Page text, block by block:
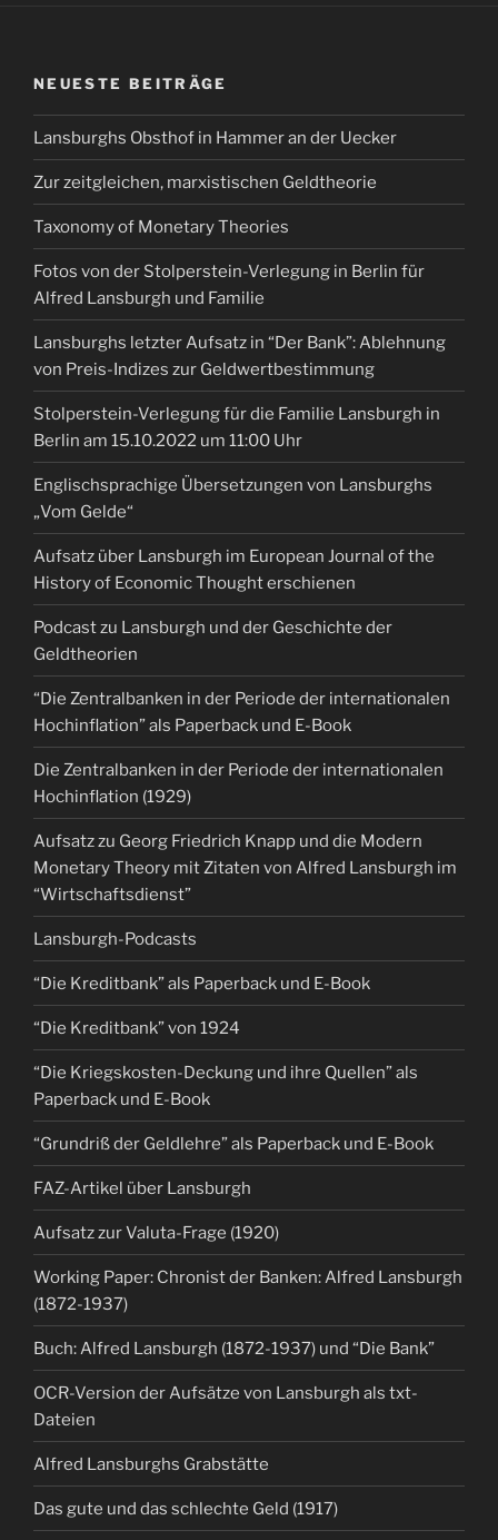
NEUESTE BEITRÄGE
Lansburghs Obsthof in Hammer an der Uecker
Zur zeitgleichen, marxistischen Geldtheorie
Taxonomy of Monetary Theories
Fotos von der Stolperstein-Verlegung in Berlin für
Alfred Lansburgh und Familie
Lansburghs letzter Aufsatz in “Der Bank”: Ablehnung
von Preis-Indizes zur Geldwertbestimmung
Stolperstein-Verlegung für die Familie Lansburgh in
Berlin am 15.10.2022 um 11:00 Uhr
Englischsprachige Übersetzungen von Lansburghs
„Vom Gelde“
Aufsatz über Lansburgh im European Journal of the
History of Economic Thought erschienen
Podcast zu Lansburgh und der Geschichte der
Geldtheorien
“Die Zentralbanken in der Periode der internationalen
Hochinflation” als Paperback und E-Book
Die Zentralbanken in der Periode der internationalen
Hochinflation (1929)
Aufsatz zu Georg Friedrich Knapp und die Modern
Monetary Theory mit Zitaten von Alfred Lansburgh im
“Wirtschaftsdienst”
Lansburgh-Podcasts
“Die Kreditbank” als Paperback und E-Book
“Die Kreditbank” von 1924
“Die Kriegskosten-Deckung und ihre Quellen” als
Paperback und E-Book
“Grundriß der Geldlehre” als Paperback und E-Book
FAZ-Artikel über Lansburgh
Aufsatz zur Valuta-Frage (1920)
Working Paper: Chronist der Banken: Alfred Lansburgh
(1872-1937)
Buch: Alfred Lansburgh (1872-1937) und “Die Bank”
OCR-Version der Aufsätze von Lansburgh als txt-
Dateien
Alfred Lansburghs Grabstätte
Das gute und das schlechte Geld (1917)